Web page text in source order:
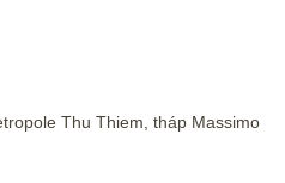
Thu Thiem, tháp Massimo